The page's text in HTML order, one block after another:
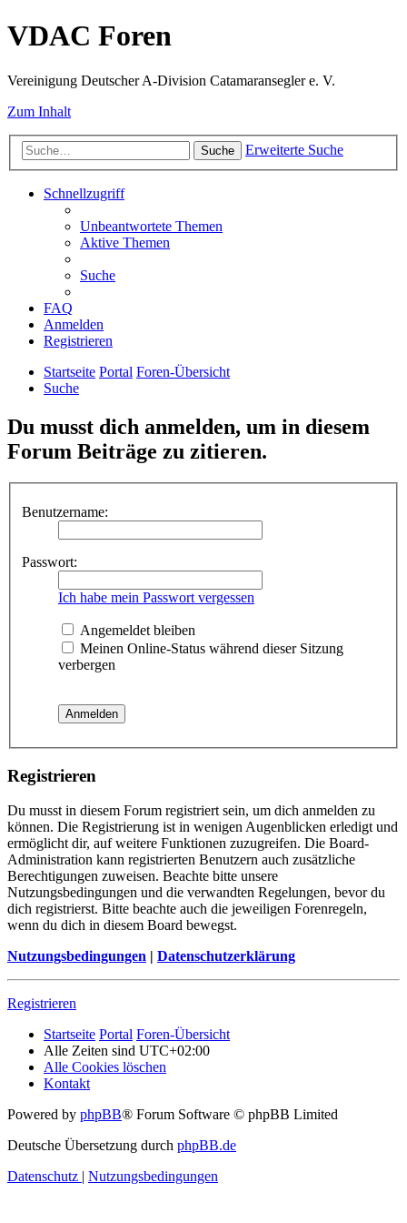
VDAC Foren
Vereinigung Deutscher A-Division Catamaransegler e. V.
Zum Inhalt
Suche Erweiterte Suche
Schnellzugriff
Unbeantwortete Themen
Aktive Themen
Suche
FAQ
Anmelden
Registrieren
Startseite Portal Foren-Übersicht
Suche
Du musst dich anmelden, um in diesem
Forum Beiträge zu zitieren.
Benutzername:
Passwort:
Ich habe mein Passwort vergessen
Angemeldet bleiben
Meinen Online-Status während dieser Sitzung
verbergen
Registrieren
Du musst in diesem Forum registriert sein, um dich anmelden zu
können. Die Registrierung ist in wenigen Augenblicken erledigt und
ermöglicht dir, auf weitere Funktionen zuzugreifen. Die Board-
Administration kann registrierten Benutzern auch zusätzliche
Berechtigungen zuweisen. Beachte bitte unsere
Nutzungsbedingungen und die verwandten Regelungen, bevor du
dich registrierst. Bitte beachte auch die jeweiligen Forenregeln,
wenn du dich in diesem Board bewegst.
Nutzungsbedingungen | Datenschutzerklärung
Registrieren
Startseite Portal Foren-Übersicht
Alle Zeiten sind UTC+02:00
Alle Cookies löschen
Kontakt
Powered by phpBB® Forum Software © phpBB Limited
Deutsche Übersetzung durch phpBB.de
Datenschutz | Nutzungsbedingungen